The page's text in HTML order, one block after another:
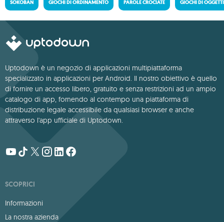
SOKOBAN GIOCHI DI ORDINAMENTO PAROLE CROCIATE GIOCHI DI
Uptodown è un negozio di applicazioni multipiattaforma
specializzato in applicazioni per Android. Il nostro obiettivo è quello
di fornire un accesso libero, gratuito e senza restrizioni ad un ampio
catalogo di app, fornendo al contempo una piattaforma di
distribuzione legale accessibile da qualsiasi browser e anche
attraverso l'app ufficiale di Uptodown.
SCOPRICI
Informazioni
La nostra azienda